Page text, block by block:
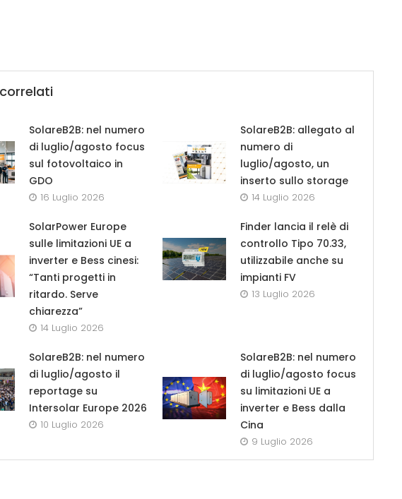
SolareB2B: nel numero
di luglio/agosto focus
sul fotovoltaico in
GDO
16 Luglio 2026
SolareB2B: allegato al
numero di
luglio/agosto, un
inserto sullo storage
14 Luglio 2026
SolarPower Europe
sulle limitazioni UE a
inverter e Bess cinesi:
“Tanti progetti in
ritardo. Serve
chiarezza”
14 Luglio 2026
Finder lancia il relè di
controllo Tipo 70.33,
utilizzabile anche su
impianti FV
13 Luglio 2026
SolareB2B: nel numero
di luglio/agosto il
reportage su
Intersolar Europe 2026
10 Luglio 2026
SolareB2B: nel numero
di luglio/agosto focus
su limitazioni UE a
inverter e Bess dalla
Cina
9 Luglio 2026